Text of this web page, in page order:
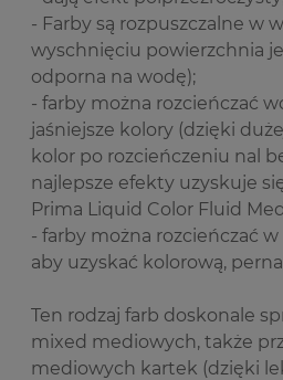
- Farby są rozpuszczalne w
wyschnięciu powierzchnia
odporna na wodę);
- farby można rozcieńczać
jaśniejsze kolory (dzięki
kolor po rozcieńczeniu nal
najlepsze efekty uzyskuje
Prima Liquid Color Fluid
- farby można rozcieńczać
aby uzyskać kolorową,
Ten rodzaj farb doskonale
mixed mediowych, także
mediowych kartek (dzięki